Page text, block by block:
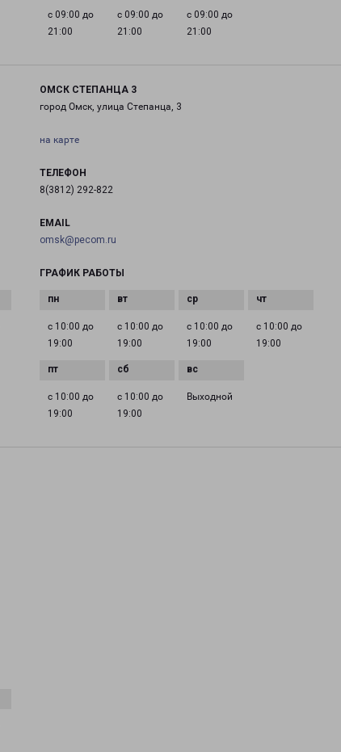
с 09:00 до
21:00
с 09:00 до
21:00
с 09:00 до
21:00
ОМСК СТЕПАНЦА 3
город Омск, улица Степанца, 3
на карте
ТЕЛЕФОН
8(3812) 292-822
EMAIL
omsk@pecom.ru
ГРАФИК РАБОТЫ
с 10:00 до
19:00
с 10:00 до
19:00
с 10:00 до
19:00
с 10:00 до
19:00
с 10:00 до
19:00
с 10:00 до
19:00
Выходной